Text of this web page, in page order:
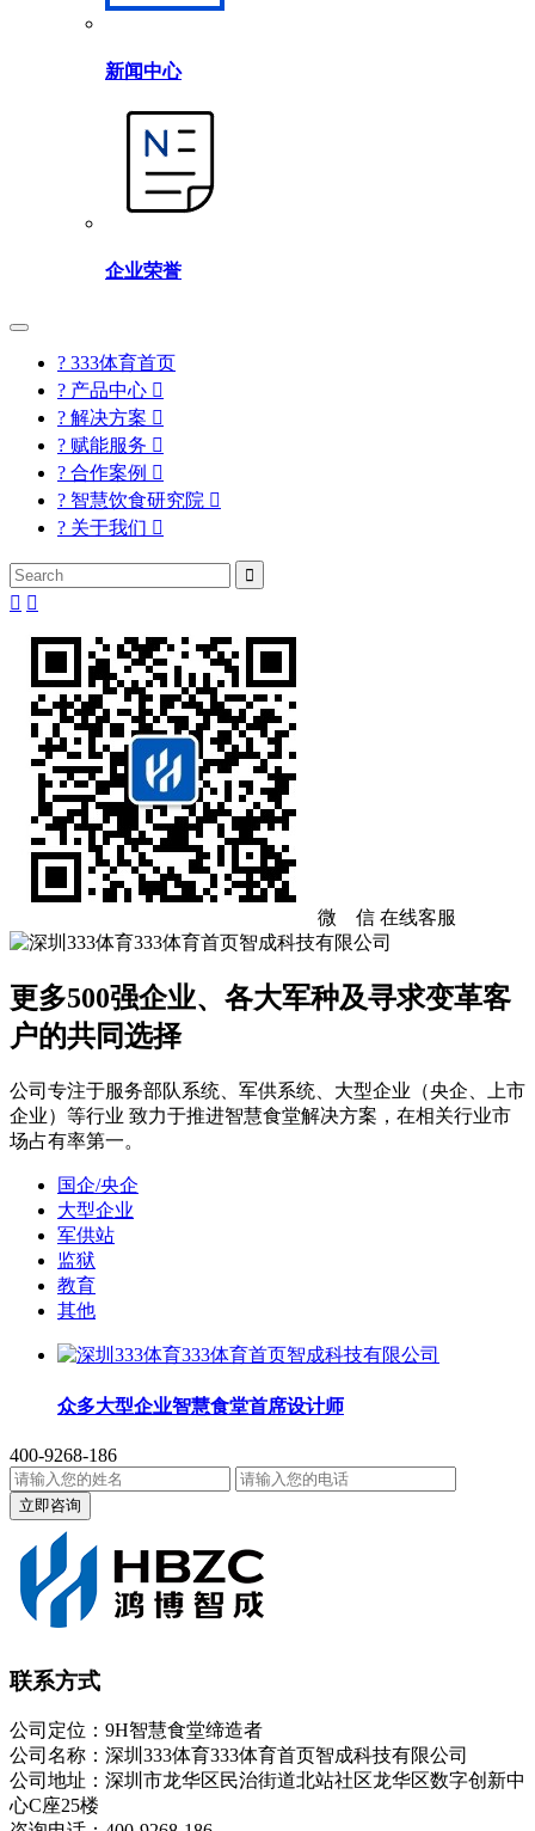
新闻中心
企业荣誉
? 333体育首页
? 产品中心 
? 解决方案 
? 赋能服务 
? 合作案例 
? 智慧饮食研究院 
? 关于我们 

 
微 信 在线客服
更多500强企业、各大军种及寻求变革客
户的共同选择
公司专注于服务部队系统、军供系统、大型企业（央企、上市
企业）等行业 致力于推进智慧食堂解决方案，在相关行业市
场占有率第一。
国企/央企
大型企业
军供站
监狱
教育
其他
众多大型企业智慧食堂首席设计师
400-9268-186
立即咨询
联系方式
公司定位：9H智慧食堂缔造者
公司名称：深圳333体育333体育首页智成科技有限公司
公司地址：深圳市龙华区民治街道北站社区龙华区数字创新中
心C座25楼